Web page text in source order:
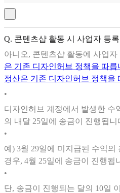
Q. 콘텐츠샵 활동 시 사업자 등
아니오, 콘텐츠샵 활동에 사업
은 기존 디자인허브 정책을 따릅
정산은 기존 디자인허브 정책을
•
디자인허브 계정에서 발생한 수
의 내달 25일에 송금이 진행됩니
•
예) 3월 29일에 미지급된 수익
경우, 4월 25일에 송금이 진행됩
•
단, 송금이 진행되는 달의 10일